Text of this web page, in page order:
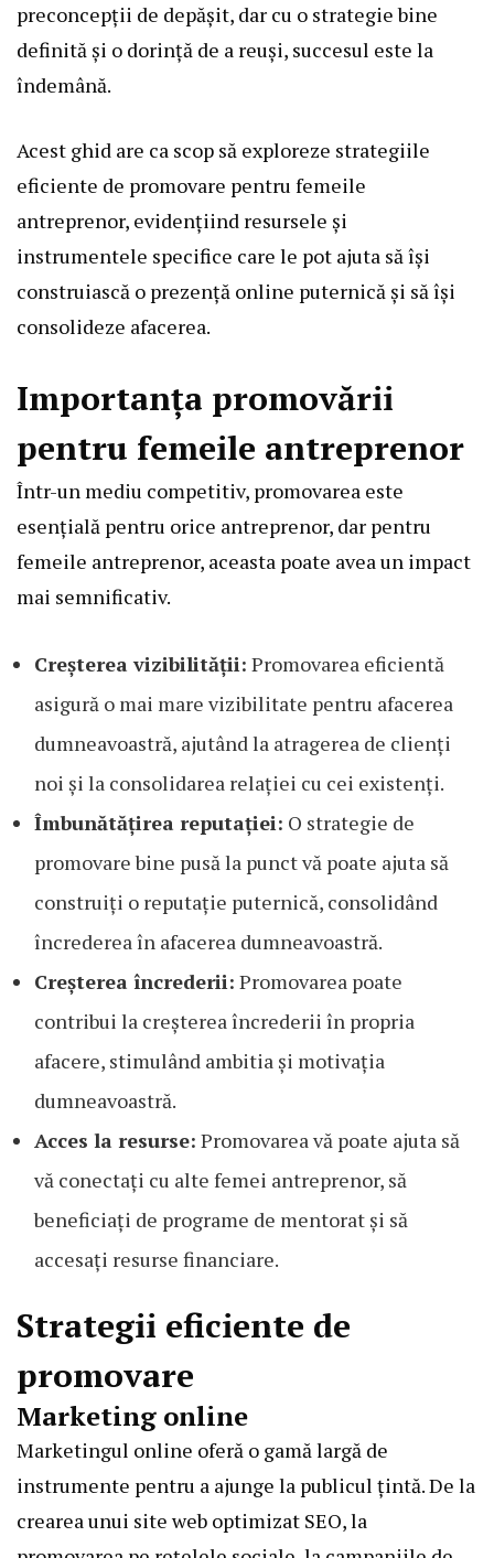
preconcepții de depășit, dar cu o strategie bine
definită și o dorință de a reuși, succesul este la
îndemână.
Acest ghid are ca scop să exploreze strategiile
eficiente de promovare pentru femeile
antreprenor, evidențiind resursele și
instrumentele specifice care le pot ajuta să își
construiască o prezență online puternică și să își
consolideze afacerea.
Importanța promovării
pentru femeile antreprenor
Într-un mediu competitiv, promovarea este
esențială pentru orice antreprenor, dar pentru
femeile antreprenor, aceasta poate avea un impact
mai semnificativ.
Creșterea vizibilității: Promovarea eficientă
asigură o mai mare vizibilitate pentru afacerea
dumneavoastră, ajutând la atragerea de clienți
noi și la consolidarea relației cu cei existenți.
Îmbunătățirea reputației: O strategie de
promovare bine pusă la punct vă poate ajuta să
construiți o reputație puternică, consolidând
încrederea în afacerea dumneavoastră.
Creșterea încrederii: Promovarea poate
contribui la creșterea încrederii în propria
afacere, stimulând ambitia și motivația
dumneavoastră.
Acces la resurse: Promovarea vă poate ajuta să
vă conectați cu alte femei antreprenor, să
beneficiați de programe de mentorat și să
accesați resurse financiare.
Strategii eficiente de
promovare
Marketing online
Marketingul online oferă o gamă largă de
instrumente pentru a ajunge la publicul țintă. De la
crearea unui site web optimizat SEO, la